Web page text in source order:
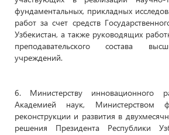
фундаментальных, прикладных
работ за счет средств
Узбекистан, а также руководящих
преподавательского состава
учреждений.
6. Министерству инновационного
Академией наук,
реконструкции и развития в
решения Президента Республики